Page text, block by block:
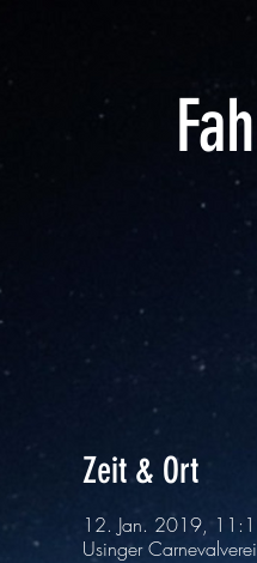
Zeit & Ort
12. Jan. 2019,
Usinger